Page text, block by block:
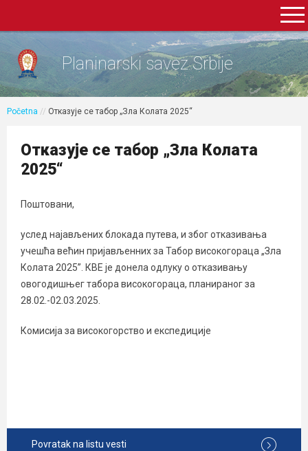
Planinarski savez Srbije
Početna // Отказује се табор „Зла Колата 2025“
Отказује се табор „Зла Колата
2025“
Поштовани,
услед најављених блокада путева, и због отказивања
учешћа већин пријављенних за Табор високогораца „Зла
Колата 2025”. КВЕ је донела одлуку о отказивању
овогодишњег табора високогораца, планираног зa
28.02.-02.03.2025.
Комисија за високогорство и експедиције
Povratak na listu vesti